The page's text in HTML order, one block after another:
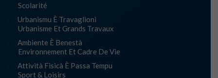
Scolarité
Urbanismu È Travaglioni
Urbanisme Et Grands Travaux
Ambiente È Benestà
Environnement Et Cadre De Vie
Attività Fisicà È Passa Tempu
Sport & Loisirs